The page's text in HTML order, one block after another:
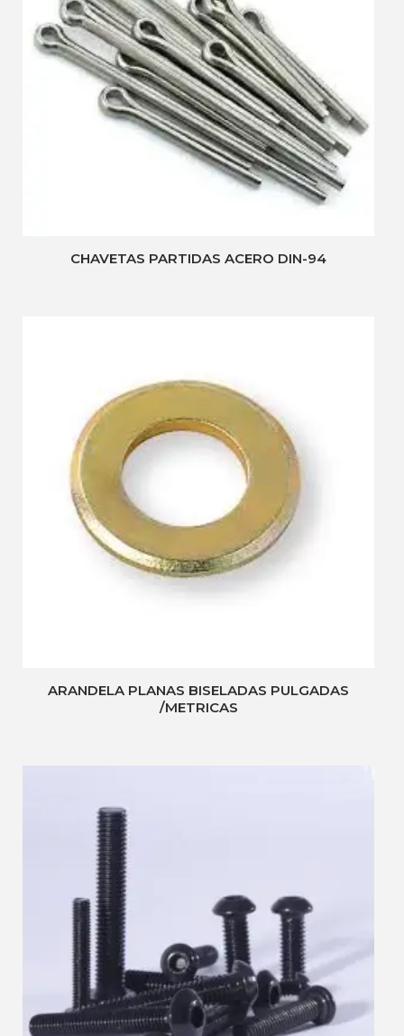
CHAVETAS PARTIDAS ACERO DIN-94
ARANDELA PLANAS BISELADAS PULGADAS
/METRICAS